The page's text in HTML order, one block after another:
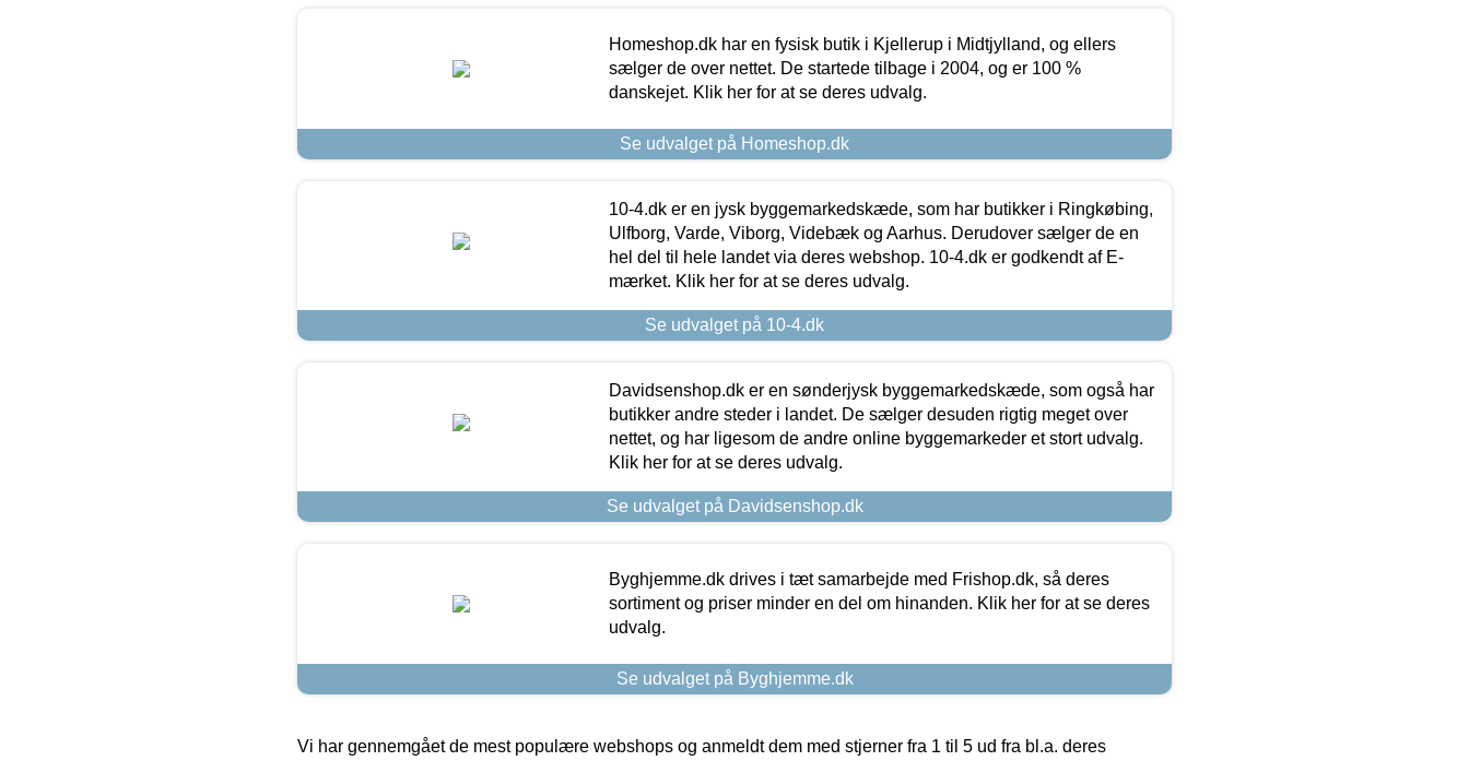
Homeshop.dk har en fysisk butik i Kjellerup i Midtjylland, og ellers
sælger de over nettet. De startede tilbage i 2004, og er 100 %
danskejet. Klik her for at se deres udvalg.
Se udvalget på Homeshop.dk
10-4.dk er en jysk byggemarkedskæde, som har butikker i Ringkøbing,
Ulfborg, Varde, Viborg, Videbæk og Aarhus. Derudover sælger de en
hel del til hele landet via deres webshop. 10-4.dk er godkendt af E-
mærket. Klik her for at se deres udvalg.
Se udvalget på 10-4.dk
Davidsenshop.dk er en sønderjysk byggemarkedskæde, som også har
butikker andre steder i landet. De sælger desuden rigtig meget over
nettet, og har ligesom de andre online byggemarkeder et stort udvalg.
Klik her for at se deres udvalg.
Se udvalget på Davidsenshop.dk
Byghjemme.dk drives i tæt samarbejde med Frishop.dk, så deres
sortiment og priser minder en del om hinanden. Klik her for at se deres
udvalg.
Se udvalget på Byghjemme.dk
Vi har gennemgået de mest populære webshops og anmeldt dem med stjerner fra 1 til 5 ud fra bl.a. deres